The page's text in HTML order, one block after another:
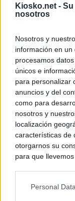
Kiosko.net - Su
nosotros
Nosotros y
información en un
procesamos
únicos e
para personalizar
anuncios y del
como para
nosotros y
localización
características de
otorgarnos su
para que
negar su
Personal